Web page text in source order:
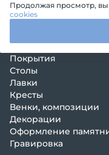
Комплексы
Цветники
Ограды
Покрытия
Столы
Лавки
Кресты
Венки, композиции
Декорации
Оформление
Гравировка
Продолжая просмотр, вы
cookies